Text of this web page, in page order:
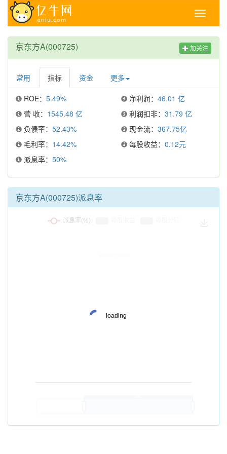
Toggle
京东方A(000725) 加关注
常用 指标 资金 更多
ROE： 5.49% 净利润： 46.01 亿
营 收： 1545.48 亿 利润扣非： 31.79 亿
负债率： 52.43% 现金流： 367.75亿
毛利率： 14.42% 每股收益： 0.12元
派息率： 50%
京东方A(000725)派息率